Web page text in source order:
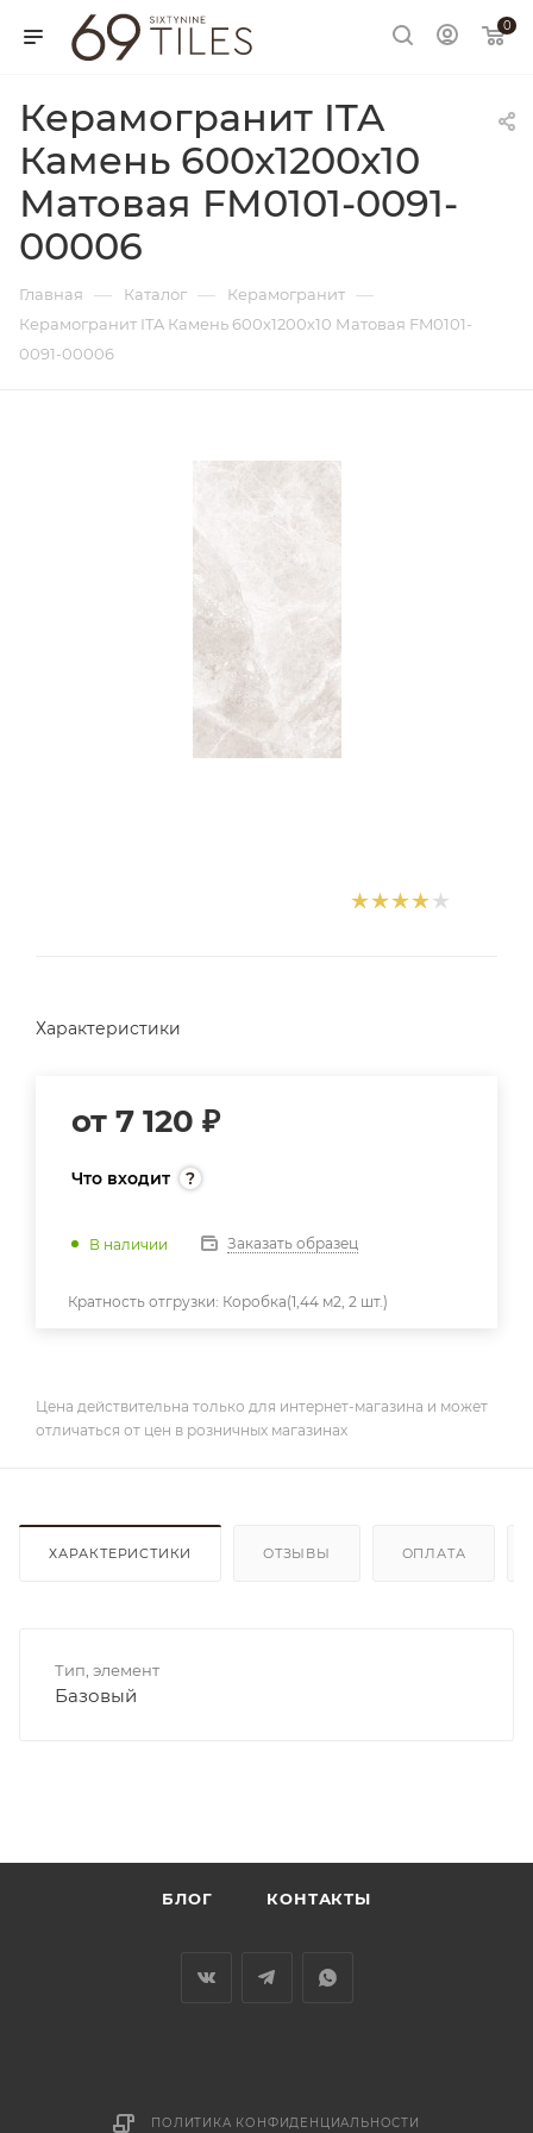
0
Керамогранит ITA
Камень 600х1200х10
Матовая FM0101-0091-
00006
Главная — Каталог — Керамогранит —
Керамогранит ITA Камень 600х1200х10 Матовая FM0101-
0091-00006
Характеристики
от 7 120 ₽
Что входит
В наличии Заказать образец
Кратность отгрузки: Коробка(1,44 м2, 2 шт.)
Цена действительна только для интернет-магазина и может
отличаться от цен в розничных магазинах
ХАРАКТЕРИСТИКИ ОТЗЫВЫ ОПЛАТА
Тип, элемент
Базовый
БЛОГ КОНТАКТЫ
ПОЛИТИКА КОНФИДЕНЦИАЛЬНОСТИ